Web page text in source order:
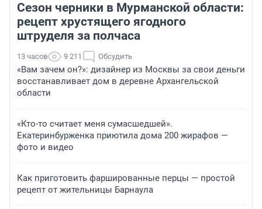
Сезон черники в Мурманской области:
рецепт хрустящего ягодного
штруделя за полчаса
13 часов 9 211 Обсудить
«Вам зачем он?»: дизайнер из Москвы за свои деньги
восстанавливает дом в деревне Архангельской
области
«Кто-то считает меня сумасшедшей».
Екатеринбурженка приютила дома 200 жирафов —
фото и видео
Как приготовить фаршированные перцы — простой
рецепт от жительницы Барнаула